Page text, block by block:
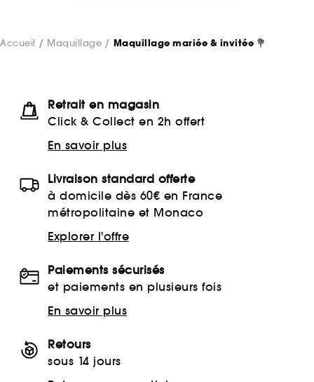
Accueil Maquillage Maquillage mariée & invitée 💐
Retrait en magasin
Click & Collect en 2h offert
En savoir plus
Livraison standard offerte
à domicile dès 60€ en France
métropolitaine et Monaco
Explorer l'offre
Paiements sécurisés
et paiements en plusieurs fois
En savoir plus
Retours
sous 14 jours